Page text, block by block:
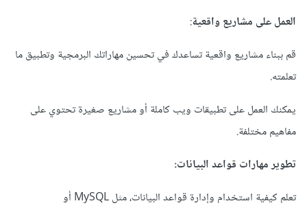
العمل على مشاريع واقعية:
قم ببناء مشاريع واقعية تساعدك في تحسين مهاراتك البرمجية وتطبيق ما
تعلمته.
يمكنك العمل على تطبيقات ويب كاملة أو مشاريع صغيرة تحتوي على
مفاهيم مختلفة.
تطوير مهارات قواعد البيانات:
تعلم كيفية استخدام وإدارة قواعد البيانات، مثل MySQL أو